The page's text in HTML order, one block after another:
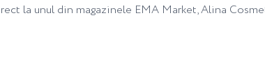
la unul din magazinele EMA Market, Alina